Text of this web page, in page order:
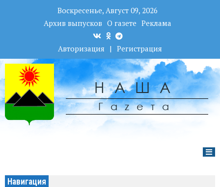
Воскресенье, Август 09, 2026
Архив выпусков О газете Реклама
Авторизация | Регистрация
НАША
Гаzета
Навигация